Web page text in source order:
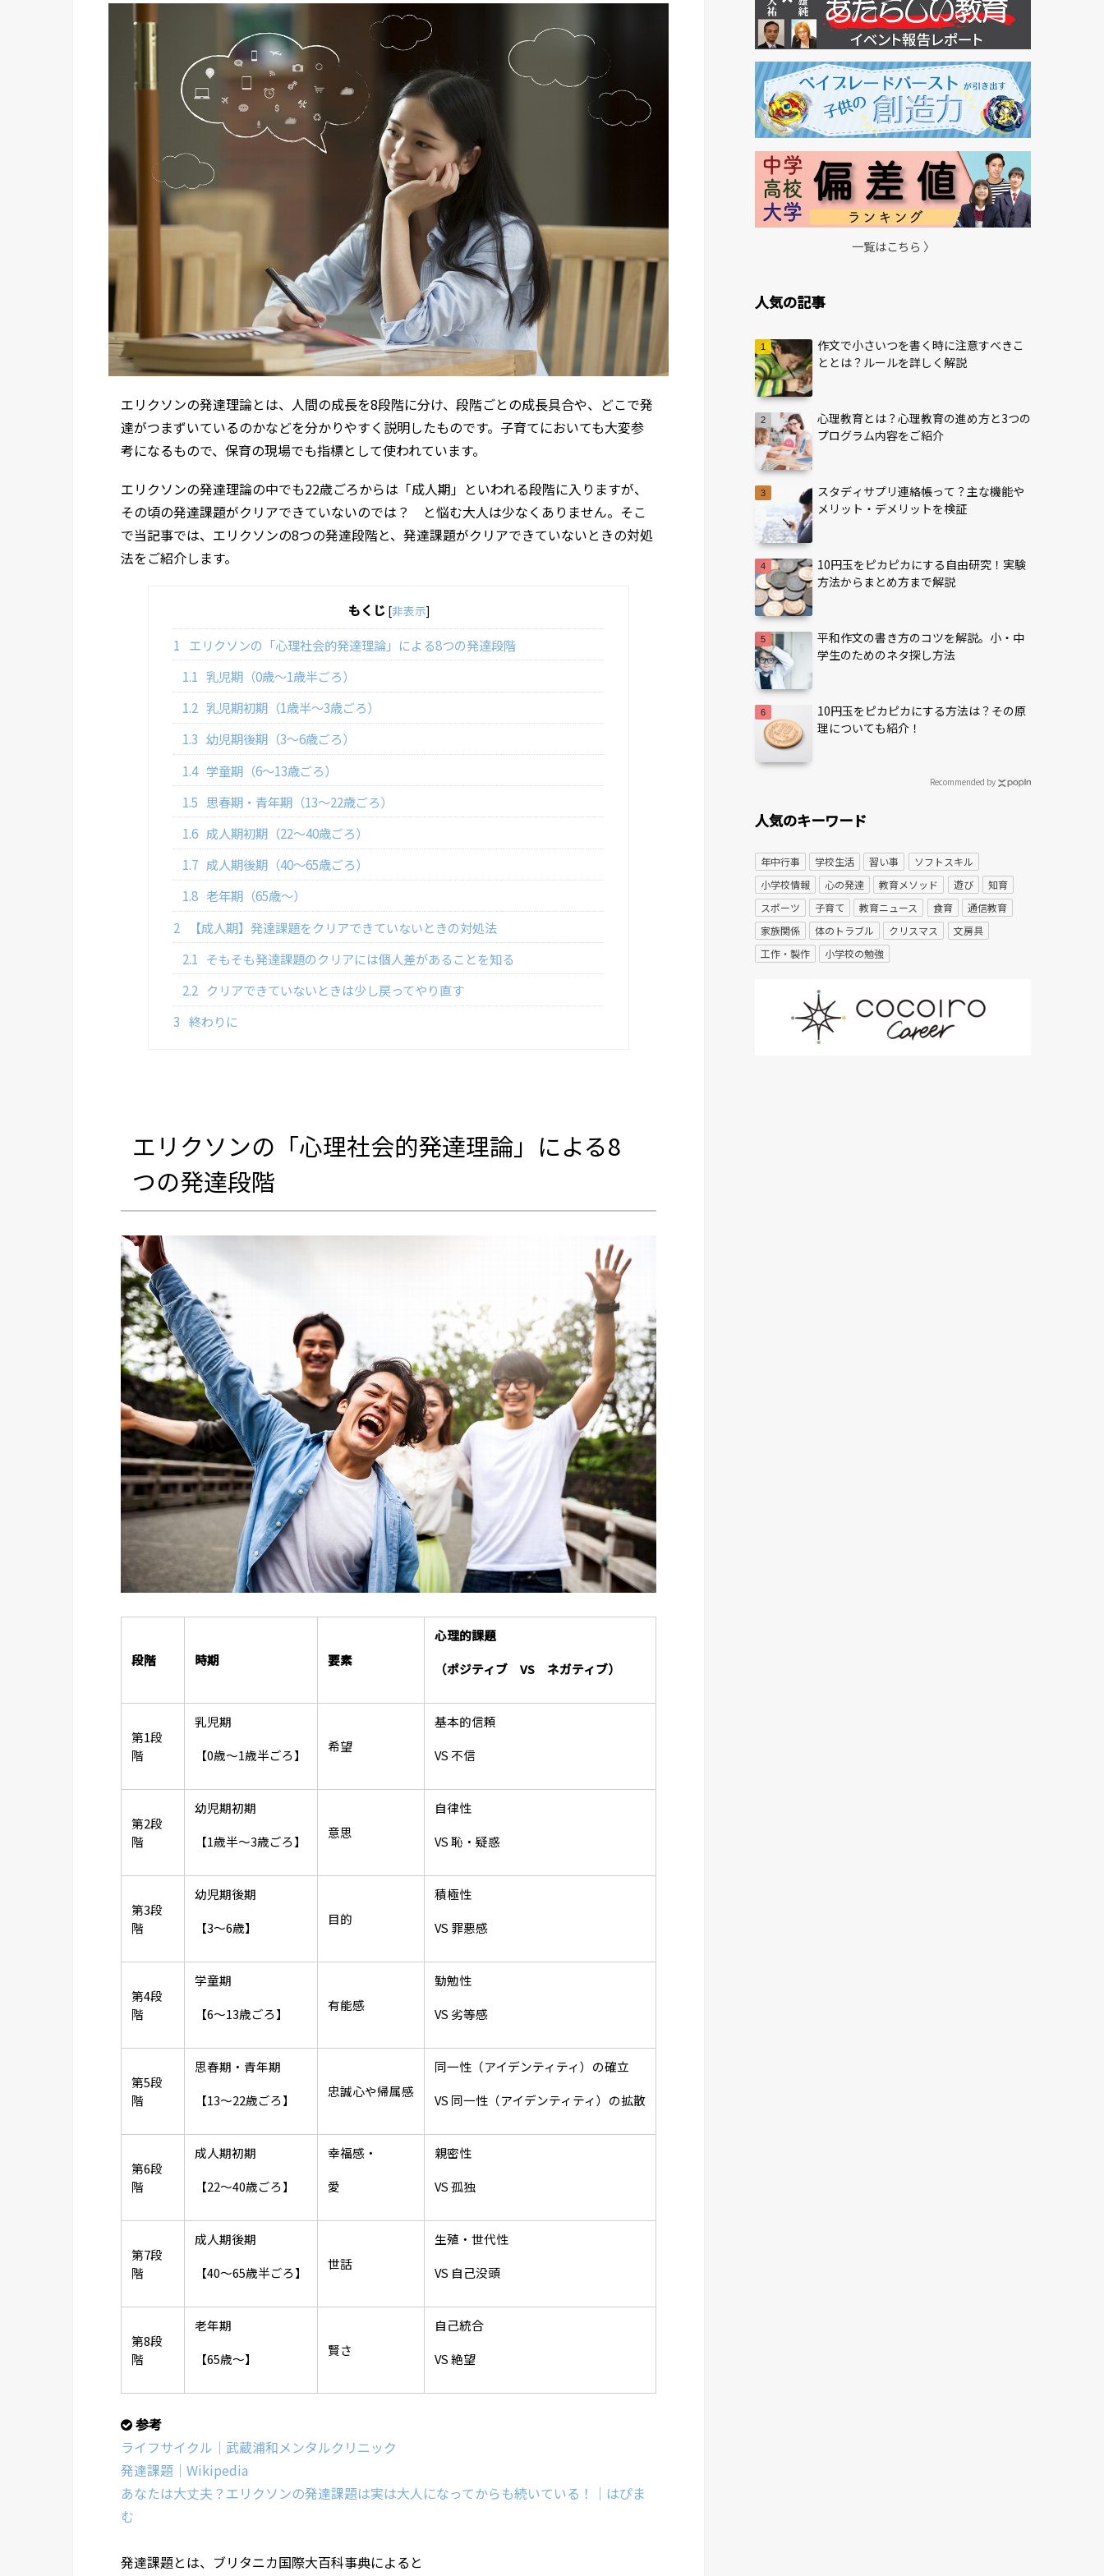
エリクソンの発達理論とは、人間の成長を8段階に分け、段階ごとの成長具合や、どこで発
達がつまずいているのかなどを分かりやすく説明したものです。子育てにおいても大変参
考になるもので、保育の現場でも指標として使われています。
エリクソンの発達理論の中でも22歳ごろからは「成人期」といわれる段階に入りますが、
その頃の発達課題がクリアできていないのでは？ と悩む大人は少なくありません。そこ
で当記事では、エリクソンの8つの発達段階と、発達課題がクリアできていないときの対処
法をご紹介します。
もくじ [非表示]
1 エリクソンの「心理社会的発達理論」による8つの発達段階
1.1 乳児期（0歳～1歳半ごろ）
1.2 乳児期初期（1歳半～3歳ごろ）
1.3 幼児期後期（3～6歳ごろ）
1.4 学童期（6～13歳ごろ）
1.5 思春期・青年期（13～22歳ごろ）
1.6 成人期初期（22～40歳ごろ）
1.7 成人期後期（40～65歳ごろ）
1.8 老年期（65歳～）
2
【成人期】発達課題をクリアできていないときの対処法
2.1 そもそも発達課題のクリアには個人差があることを知る
2.2 クリアできていないときは少し戻ってやり直す
3 終わりに
エリクソンの「心理社会的発達理論」による8
つの発達段階
段階 時期 要素
心理的課題
（ポジティブ VS ネガティブ）
第1段
階
乳児期
【0歳～1歳半ごろ】
希望
基本的信頼
VS 不信
第2段
階
幼児期初期
【1歳半～3歳ごろ】
意思
自律性
VS 恥・疑惑
第3段
階
幼児期後期
【3～6歳】
目的
積極性
VS 罪悪感
第4段
階
学童期
【6～13歳ごろ】
有能感
勤勉性
VS 劣等感
第5段
階
思春期・青年期
【13～22歳ごろ】
忠誠心や帰属感
同一性（アイデンティティ）の確立
VS 同一性（アイデンティティ）の拡散
第6段
階
成人期初期
【22～40歳ごろ】
幸福感・
愛
親密性
VS 孤独
第7段
階
成人期後期
【40～65歳半ごろ】
世話
生殖・世代性
VS 自己没頭
第8段
階
老年期
【65歳～】
賢さ
自己統合
VS 絶望
参考
ライフサイクル｜武蔵浦和メンタルクリニック
発達課題｜Wikipedia
あなたは大丈夫？エリクソンの発達課題は実は大人になってからも続いている！｜はぴま
む
発達課題とは、ブリタニカ国際大百科事典によると
一覧はこちら 〉
人気の記事
作文で小さいつを書く時に注意すべきこ
ととは？ルールを詳しく解説
心理教育とは？心理教育の進め方と3つの
プログラム内容をご紹介
スタディサプリ連絡帳って？主な機能や
メリット・デメリットを検証
10円玉をピカピカにする自由研究！実験
方法からまとめ方まで解説
平和作文の書き方のコツを解説。小・中
学生のためのネタ探し方法
10円玉をピカピカにする方法は？その原
理についても紹介！
Recommended by
人気のキーワード
年中行事 学校生活 習い事
ソフトスキル
小学校情報
心の発達 教育メソッド 遊び
知育
スポーツ
子育て 教育ニュース 食育
通信教育
家族関係
体のトラブル クリスマス
文房具
工作・製作
小学校の勉強